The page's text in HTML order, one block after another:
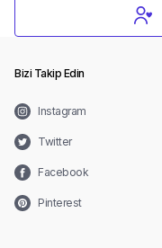
Bizi Takip Edin
Instagram
Twitter
Facebook
Pinterest